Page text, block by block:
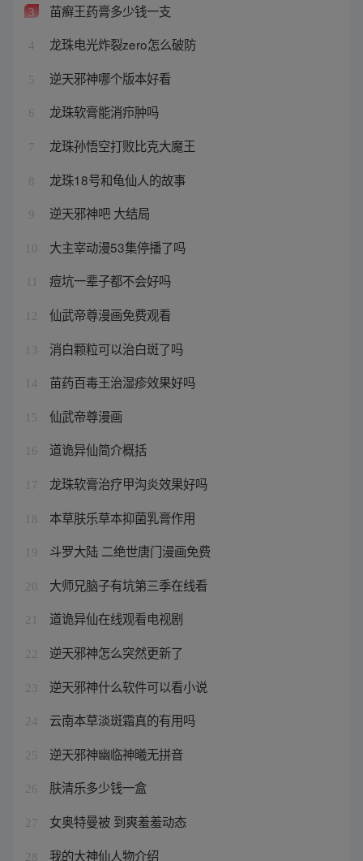
3 苗癣王药膏多少钱一支
4 龙珠电光炸裂zero怎么破防
5 逆天邪神哪个版本好看
6 龙珠软膏能消疖肿吗
7 龙珠孙悟空打败比克大魔王
8 龙珠18号和龟仙人的故事
9 逆天邪神吧 大结局
10 大主宰动漫53集停播了吗
痘坑一辈子都不会好吗
12 仙武帝尊漫画免费观看
13 消白颗粒可以治白斑了吗
14 苗药百毒王治湿疹效果好吗
15 仙武帝尊漫画
16 道诡异仙简介概括
17 龙珠软膏治疗甲沟炎效果好吗
18 本草肤乐草本抑菌乳膏作用
19 斗罗大陆 二绝世唐门漫画免费
20 大师兄脑子有坑第三季在线看
21 道诡异仙在线观看电视剧
22 逆天邪神怎么突然更新了
23 逆天邪神什么软件可以看小说
24 云南本草淡斑霜真的有用吗
25 逆天邪神幽临神曦无拼音
26 肤清乐多少钱一盒
27 女奥特曼被 到爽羞羞动态
28 我的大神仙人物介绍